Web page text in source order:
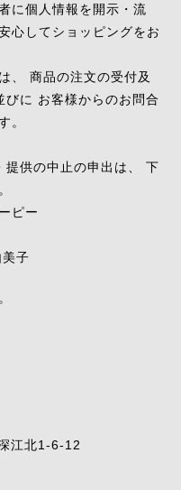
に個人情報を開示・流
心してショッピングをお
、 商品の注文の受付及
に お客様からのお問合
。
提供の中止の申出は、 下
ピー
子
江北1-6-12